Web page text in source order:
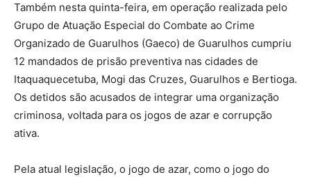
Também nesta quinta-feira, em operação realizada pelo
Grupo de Atuação Especial do Combate ao Crime
Organizado de Guarulhos (Gaeco) de Guarulhos cumpriu
12 mandados de prisão preventiva nas cidades de
Itaquaquecetuba, Mogi das Cruzes, Guarulhos e Bertioga.
Os detidos são acusados de integrar uma organização
criminosa, voltada para os jogos de azar e corrupção
ativa.
Pela atual legislação, o jogo de azar, como o jogo do